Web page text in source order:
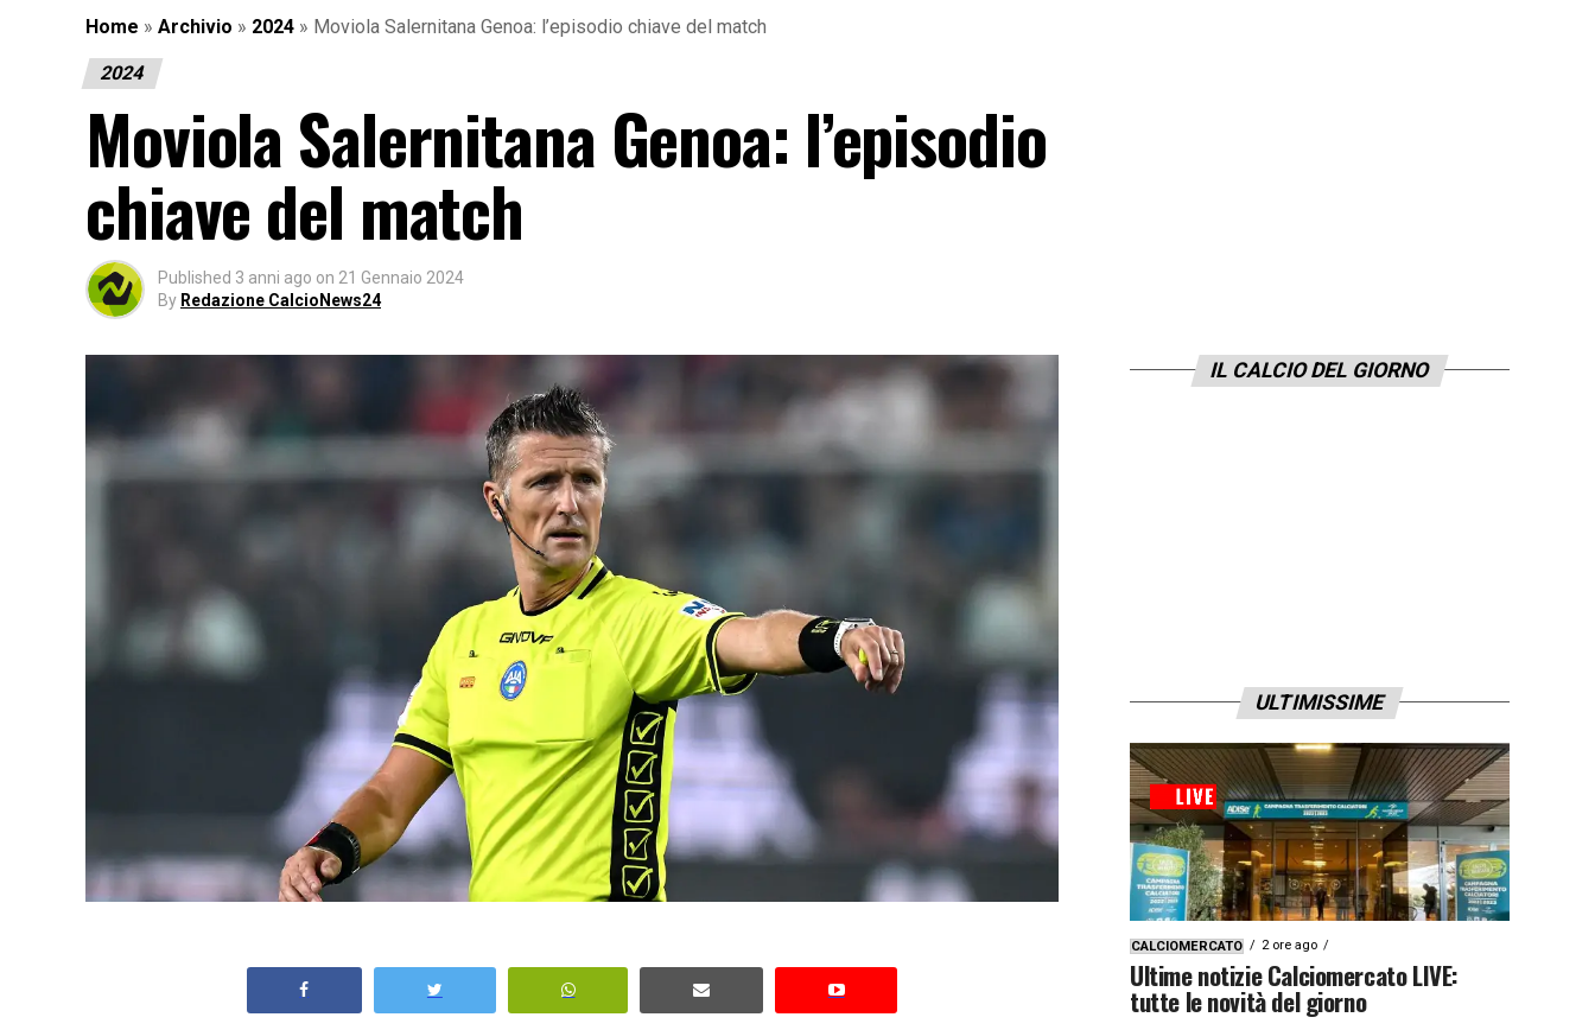
Home » Archivio » 2024 » Moviola Salernitana Genoa: l’episodio chiave del match
2024
Moviola Salernitana Genoa: l’episodio
chiave del match
Published 3 anni ago on 21 Gennaio 2024
By Redazione CalcioNews24
IL CALCIO DEL GIORNO
ULTIMISSIME
CALCIOMERCATO 2 ore ago
Ultime notizie Calciomercato LIVE:
tutte le novità del giorno